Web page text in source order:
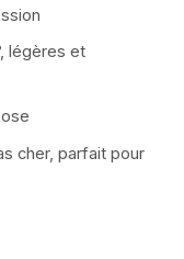
légères et
cher, parfait pour